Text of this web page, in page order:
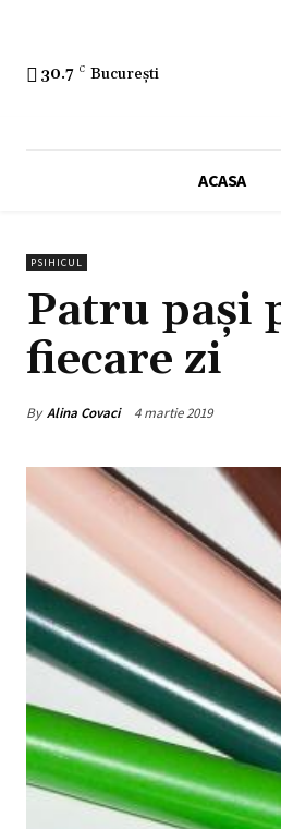
30.7 C București
ACASA
PSIHICUL
Patru pași
fiecare zi
By Alina Covaci 4 martie 2019